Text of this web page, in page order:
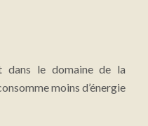
dans le domaine de la
moins d’énergie